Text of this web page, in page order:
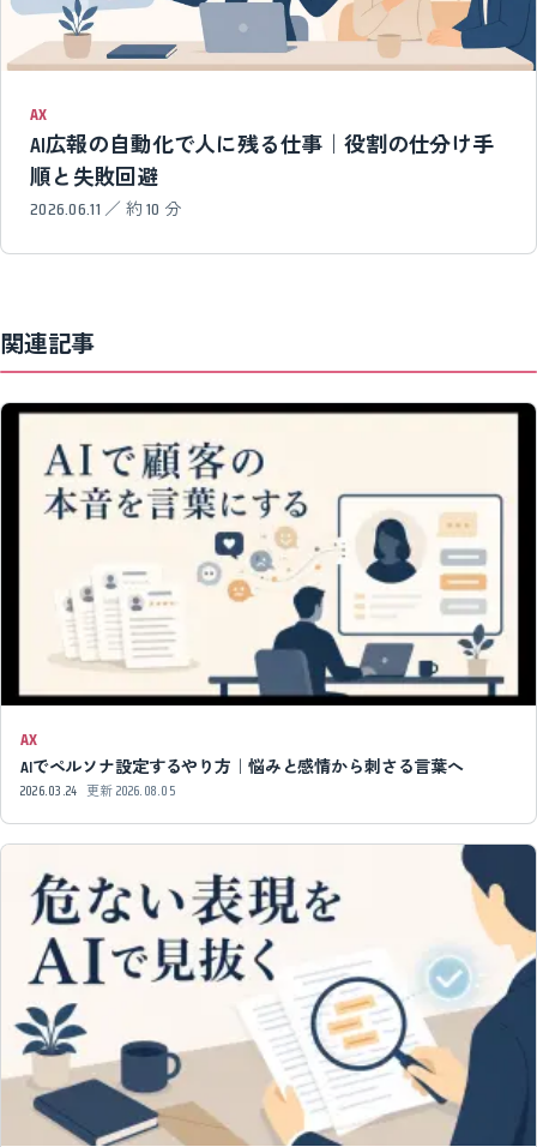
AX
AI広報の自動化で人に残る仕事｜役割の仕分け手
順と失敗回避
2026.06.11 ／ 約 10 分
関連記事
AX
AIでペルソナ設定するやり方｜悩みと感情から刺さる言葉へ
2026.03.24 更新2026.08.05